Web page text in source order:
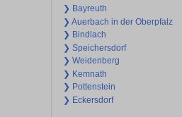
❯ Bayreuth
❯ Auerbach in der Oberpfalz
❯ Bindlach
❯ Speichersdorf
❯ Weidenberg
❯ Kemnath
❯ Pottenstein
❯ Eckersdorf